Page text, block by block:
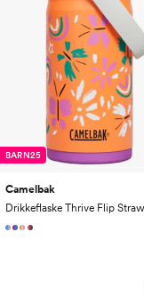
BARN25
Camelbak